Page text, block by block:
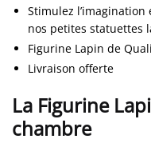
Stimulez
nos petites statuettes
Figurine Lapin de
Livraison offerte
La Figurine
chambre